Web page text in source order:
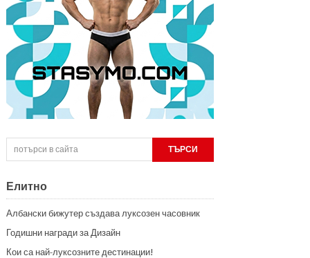
Елитно
Албански бижутер създава луксозен часовник
Годишни награди за Дизайн
Кои са най-луксозните дестинации!